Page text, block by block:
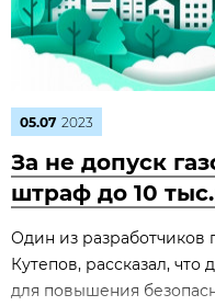
05.07 2023
За не допуск
штраф до 10
Один из
Кутепов, рассказал,
для повышения